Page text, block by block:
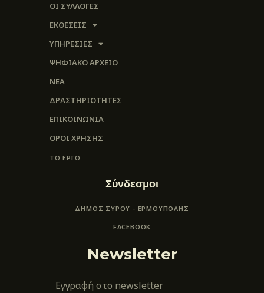
ΟΙ ΣΥΛΛΟΓΈΣ
ΕΚΘΕΣΕΙΣ
ΥΠΗΡΕΣΙΕΣ
ΨΗΦΙΑΚΌ ΑΡΧΕΊΟ
ΝΕΑ
ΔΡΑΣΤΗΡΙΟΤΗΤΕΣ
ΕΠΙΚΟΙΝΩΝΊΑ
ΌΡΟΙ ΧΡΉΣΗΣ
ΤΟ ΕΡΓΟ
Σύνδεσμοι
ΔΗΜΟΣ ΣΥΡΟΥ - ΕΡΜΟΎΠΟΛΗΣ
FACEBOOK
Newsletter
Εγγραφή στο newsletter